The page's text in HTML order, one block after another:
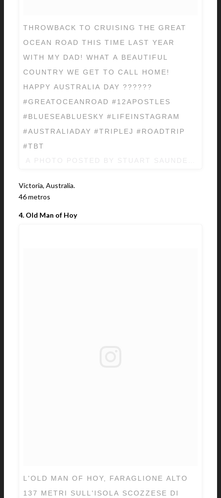
THROWBACK TO CRUISING THE GREAT
OCEAN ROAD THIS TIME LAST YEAR
WITH MY DAD! WHAT A BEAUTIFUL
COUNTRY WE GET TO CALL HOME!
HAPPY AUSTRALIA DAY ??????
#GREATOCEANROAD #12APOSTLES
#BLUESEABLUESKY #LIFEINSTAGRAM
#AUSTRALIADAY #TRIPLEJ #ROADTRIP
#TBT
Victoria, Australia.
46 metros
4. Old Man of Hoy
L'OLD MAN OF HOY, FARAGLIONE ALTO
137 METRI SULL'ISOLA SCOZZESE DI